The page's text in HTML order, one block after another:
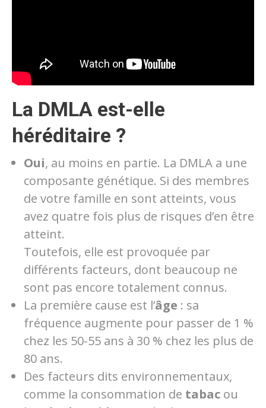
La DMLA est-elle
héréditaire ?
Oui, au moins en partie. La DMLA a une
composante génétique. Si des membres
de votre famille en sont atteints, vous
avez quatre fois plus de risques d’en être
atteint.
Toutefois, elle est provoquée par
différents facteurs, dont beaucoup ne
sont pas encore totalement connus.
La première cause est l’âge : sa
fréquence augmente pour passer de 1 %
chez les 50-55 ans à 30 % chez les plus de
80 ans.
Des facteurs dits environnementaux,
comme la consommation de tabac ou